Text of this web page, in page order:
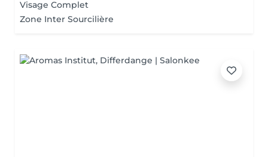
Visage Complet
Zone Inter Sourcilière